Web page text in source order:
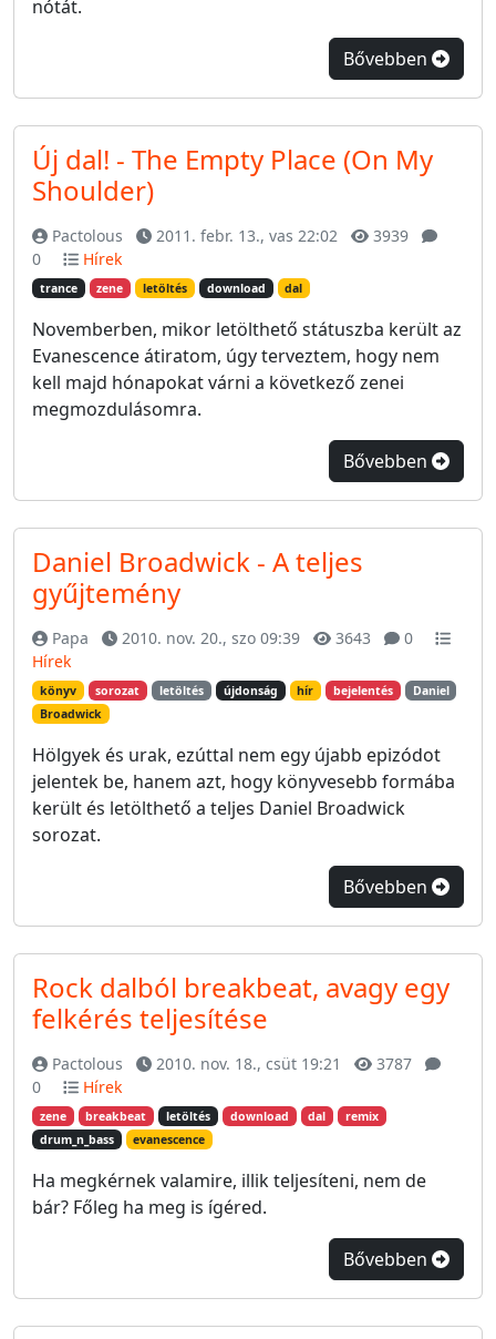
nótát.
Bővebben
Új dal! - The Empty Place (On My
Shoulder)
Pactolous 2011. febr. 13., vas 22:02
3939
0
Hírek
trance zene letöltés download dal
Novemberben, mikor letölthető státuszba került az
Evanescence átiratom, úgy terveztem, hogy nem
kell majd hónapokat várni a következő zenei
megmozdulásomra.
Bővebben
Daniel Broadwick - A teljes
gyűjtemény
Papa 2010. nov. 20., szo 09:39 3643
0
Hírek
könyv sorozat letöltés újdonság hír bejelentés
Daniel
Broadwick
Hölgyek és urak, ezúttal nem egy újabb epizódot
jelentek be, hanem azt, hogy könyvesebb formába
került és letölthető a teljes Daniel Broadwick
sorozat.
Bővebben
Rock dalból breakbeat, avagy egy
felkérés teljesítése
Pactolous 2010. nov. 18., csüt 19:21
3787
0
Hírek
zene breakbeat letöltés download dal
remix
drum_n_bass
evanescence
Ha megkérnek valamire, illik teljesíteni, nem de
bár? Főleg ha meg is ígéred.
Bővebben